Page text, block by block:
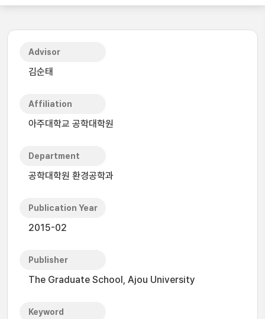
Advisor
김순태
Affiliation
아주대학교 공학대학원
Department
공학대학원 환경공학과
Publication Year
2015-02
Publisher
The Graduate School, Ajou University
Keyword